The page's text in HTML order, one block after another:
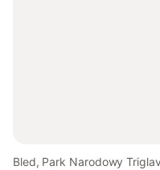
Bled, Park Narodowy Triglav